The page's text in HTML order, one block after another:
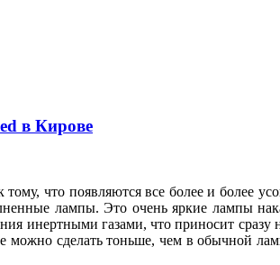
в Кирове
тому, что появляются все более и более
лампы. Это очень яркие лампы
инертными газами, что приносит
можно сделать тоньше, чем в обычной